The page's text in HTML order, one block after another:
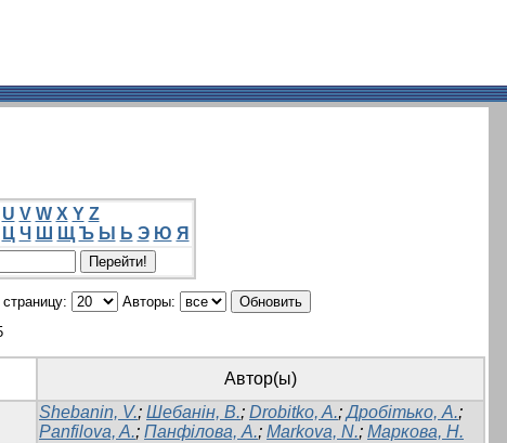
U V W X Y Z
Ц Ч Ш Щ Ъ Ы Ь Э Ю Я
Авторы:
Автор(ы)
Shebanin, V.; Шебанін, В.; Drobitko, A.;Дробітько, А.;
Panfilova, A.; Панфілова, А.; Markova, N.; Маркова, Н.